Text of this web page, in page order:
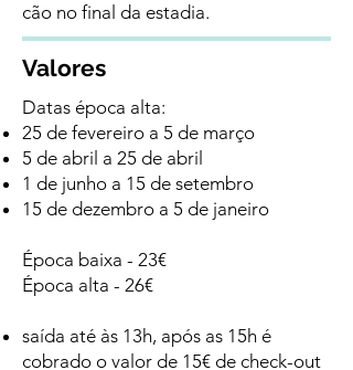
cão no final da estadia.
Valores
Datas época alta:
25 de fevereiro a 5 de março
5 de abril a 25 de abril
1 de junho a 15 de setembro
15 de dezembro a 5 de janeiro
Época baixa - 23€
Época alta - 26€
saída até às 13h, após as 15h é
cobrado o valor de 15€ de check-out